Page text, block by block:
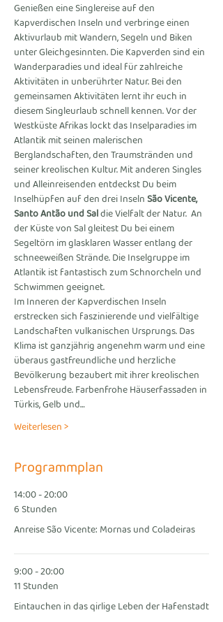
Genießen eine Singlereise auf den
Kapverdischen Inseln und verbringe einen
Aktivurlaub mit Wandern, Segeln und Biken
unter Gleichgesinnten. Die Kapverden sind ein
Wanderparadies und ideal für zahlreiche
Aktivitäten in unberührter Natur. Bei den
gemeinsamen Aktivitäten lernt ihr euch in
diesem Singleurlaub schnell kennen. Vor der
Westküste Afrikas lockt das Inselparadies im
Atlantik mit seinen malerischen
Berglandschaften, den Traumstränden und
seiner kreolischen Kultur. Mit anderen Singles
und Alleinreisenden entdeckst Du beim
Inselhüpfen auf den drei Inseln São Vicente,
Santo Antão und Sal die Vielfalt der Natur.  An
der Küste von Sal gleitest Du bei einem
Segeltörn im glasklaren Wasser entlang der
schneeweißen Strände. Die Inselgruppe im
Atlantik ist fantastisch zum Schnorcheln und
Schwimmen geeignet.
Im Inneren der Kapverdischen Inseln
erstrecken sich faszinierende und vielfältige
Landschaften vulkanischen Ursprungs. Das
Klima ist ganzjährig angenehm warm und eine
überaus gastfreundliche und herzliche
Bevölkerung bezaubert mit ihrer kreolischen
Lebensfreude. Farbenfrohe Häuserfassaden in
Türkis, Gelb und…
Weiterlesen >
Programmplan
14:00 - 20:00
6 Stunden
Anreise São Vicente: Mornas und Coladeiras
9:00 - 20:00
11 Stunden
Eintauchen in das qirlige Leben der Hafenstadt